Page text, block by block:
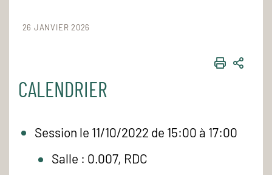
26 JANVIER 2026
CALENDRIER
Session le 11/10/2022 de 15:00 à 17:00
Salle : 0.007, RDC